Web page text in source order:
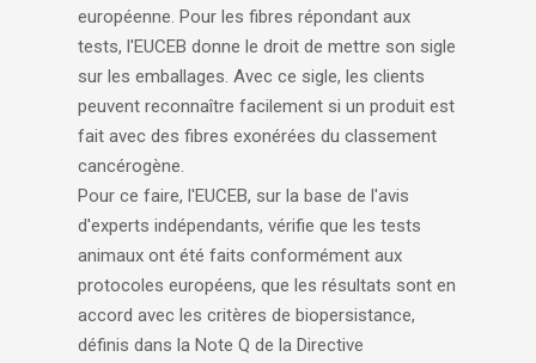
européenne. Pour les fibres répondant aux
tests, l'EUCEB donne le droit de mettre son sigle
sur les emballages. Avec ce sigle, les clients
peuvent reconnaître facilement si un produit est
fait avec des fibres exonérées du classement
cancérogène.
Pour ce faire, l'EUCEB, sur la base de l'avis
d'experts indépendants, vérifie que les tests
animaux ont été faits conformément aux
protocoles européens, que les résultats sont en
accord avec les critères de biopersistance,
définis dans la Note Q de la Directive